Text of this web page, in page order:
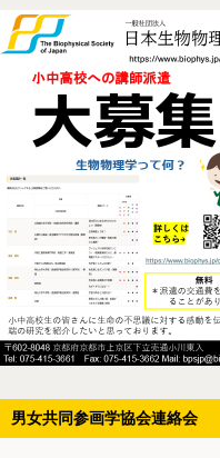
男女共同参画学協会連絡会